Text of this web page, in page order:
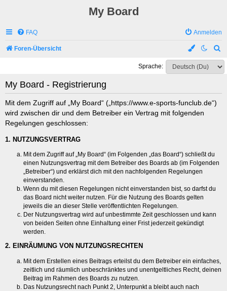
My Board
FAQ Anmelden
Foren-Übersicht
u
c
Sprache:
My Board - Registrierung
Mit dem Zugriff auf „My Board“ („https://www.e-sports-funclub.de“)
wird zwischen dir und dem Betreiber ein Vertrag mit folgenden
Regelungen geschlossen:
1. NUTZUNGSVERTRAG
Mit dem Zugriff auf „My Board“ (im Folgenden „das Board“) schließt du
einen Nutzungsvertrag mit dem Betreiber des Boards ab (im Folgenden
„Betreiber“) und erklärst dich mit den nachfolgenden Regelungen
einverstanden.
Wenn du mit diesen Regelungen nicht einverstanden bist, so darfst du
das Board nicht weiter nutzen. Für die Nutzung des Boards gelten
jeweils die an dieser Stelle veröffentlichten Regelungen.
Der Nutzungsvertrag wird auf unbestimmte Zeit geschlossen und kann
von beiden Seiten ohne Einhaltung einer Frist jederzeit gekündigt
werden.
2. EINRÄUMUNG VON NUTZUNGSRECHTEN
Mit dem Erstellen eines Beitrags erteilst du dem Betreiber ein einfaches,
zeitlich und räumlich unbeschränktes und unentgeltliches Recht, deinen
Beitrag im Rahmen des Boards zu nutzen.
Das Nutzungsrecht nach Punkt 2, Unterpunkt a bleibt auch nach